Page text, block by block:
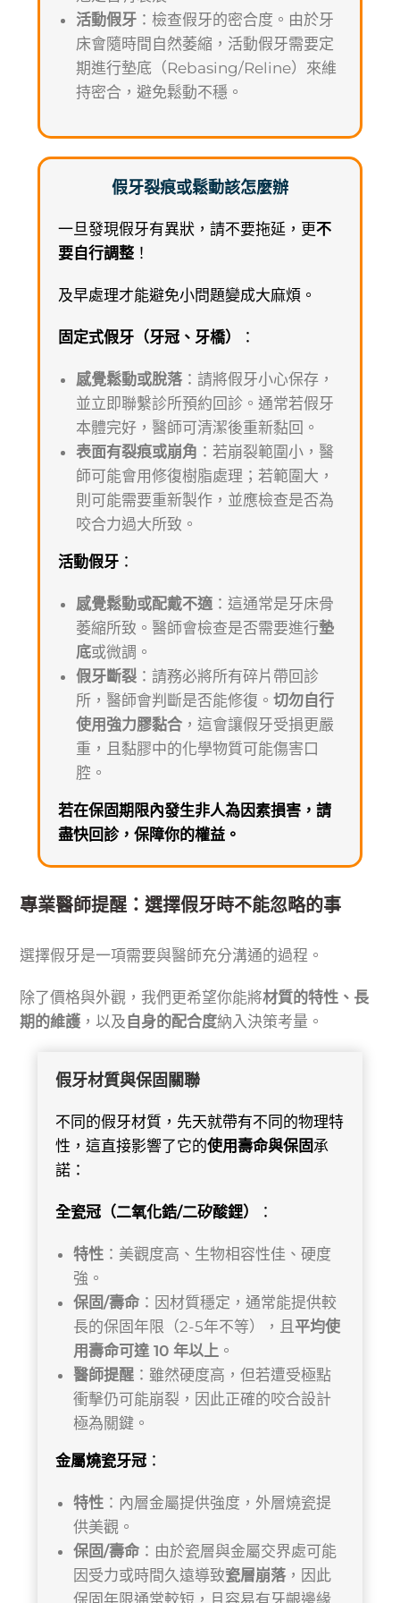
活動假牙 ：檢查假牙的密合度。由於牙
床會隨時間自然萎縮，活動假牙需要定
期進行墊底（Rebasing/Reline）來維
持密合，避免鬆動不穩。
假牙裂痕或鬆動該怎麼辦
一旦發現假牙有異狀，請不要拖延，更不
要自行調整 ！
及早處理才能避免小問題變成大麻煩。
固定式假牙（牙冠、牙橋） ：
感覺鬆動或脫落：請將假牙小心保存，
並立即聯繫診所預約回診。通常若假牙
本體完好，醫師可清潔後重新黏回。
表面有裂痕或崩角 ：若崩裂範圍小，醫
師可能會用修復樹脂處理；若範圍大，
則可能需要重新製作，並應檢查是否為
咬合力過大所致。
活動假牙 ：
感覺鬆動或配戴不適：這通常是牙床骨
萎縮所致。醫師會檢查是否需要進行墊
底或微調。
假牙斷裂 ：請務必將所有碎片帶回診
所，醫師會判斷是否能修復。切勿自行
使用強力膠黏合 ，這會讓假牙受損更嚴
重，且黏膠中的化學物質可能傷害口
腔。
若在保固期限內發生非人為因素損害，請
盡快回診，保障你的權益。
專業醫師提醒：選擇假牙時不能忽略的事
選擇假牙是一項需要與醫師充分溝通的過程。
除了價格與外觀，我們更希望你能將材質的特性、長
期的維護 ，以及 自身的配合度納入決策考量。
假牙材質與保固關聯
不同的假牙材質，先天就帶有不同的物理特
性，這直接影響了它的使用壽命與保固承
諾：
全瓷冠（二氧化鋯/二矽酸鋰） ：
特性 ：美觀度高、生物相容性佳、硬度
強。
保固/壽命 ：因材質穩定，通常能提供較
長的保固年限（2-5年不等），且平均使
用壽命可達 10 年以上 。
醫師提醒 ：雖然硬度高，但若遭受極點
衝擊仍可能崩裂，因此正確的咬合設計
極為關鍵。
金屬燒瓷牙冠 ：
特性 ：內層金屬提供強度，外層燒瓷提
供美觀。
保固/壽命 ：由於瓷層與金屬交界處可能
因受力或時間久遠導致瓷層崩落，因此